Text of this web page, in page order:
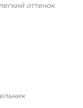
оттенок